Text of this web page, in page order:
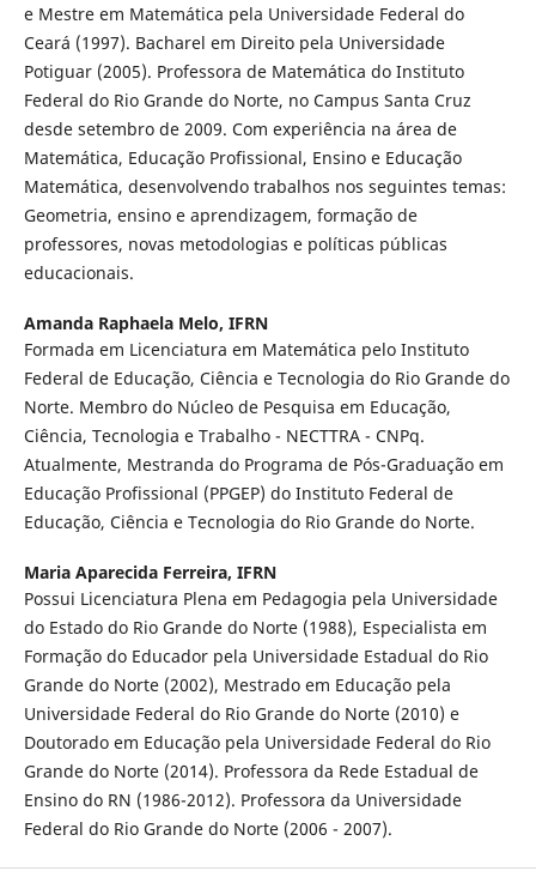
e Mestre em Matemática pela Universidade Federal do
Ceará (1997). Bacharel em Direito pela Universidade
Potiguar (2005). Professora de Matemática do Instituto
Federal do Rio Grande do Norte, no Campus Santa Cruz
desde setembro de 2009. Com experiência na área de
Matemática, Educação Profissional, Ensino e Educação
Matemática, desenvolvendo trabalhos nos seguintes temas:
Geometria, ensino e aprendizagem, formação de
professores, novas metodologias e políticas públicas
educacionais.
Amanda Raphaela Melo, IFRN
Formada em Licenciatura em Matemática pelo Instituto
Federal de Educação, Ciência e Tecnologia do Rio Grande do
Norte. Membro do Núcleo de Pesquisa em Educação,
Ciência, Tecnologia e Trabalho - NECTTRA - CNPq.
Atualmente, Mestranda do Programa de Pós-Graduação em
Educação Profissional (PPGEP) do Instituto Federal de
Educação, Ciência e Tecnologia do Rio Grande do Norte.
Maria Aparecida Ferreira, IFRN
Possui Licenciatura Plena em Pedagogia pela Universidade
do Estado do Rio Grande do Norte (1988), Especialista em
Formação do Educador pela Universidade Estadual do Rio
Grande do Norte (2002), Mestrado em Educação pela
Universidade Federal do Rio Grande do Norte (2010) e
Doutorado em Educação pela Universidade Federal do Rio
Grande do Norte (2014). Professora da Rede Estadual de
Ensino do RN (1986-2012). Professora da Universidade
Federal do Rio Grande do Norte (2006 - 2007).